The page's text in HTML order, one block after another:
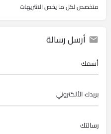
متخصص لكل ما يخص الانتريهات
أرسل رسالة